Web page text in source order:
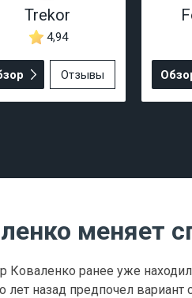
Trekor
4,94
Отзывы
меняет
Коваленко ранее уже
лет назад предпочел вариант